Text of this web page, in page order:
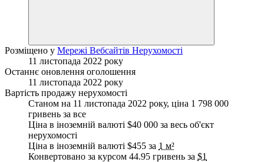
Розміщено у Мережі Вебсайтів Нерухомості
11 листопада 2022 року
Останнє оновлення оголошення
11 листопада 2022 року
Вартість продажу нерухомості
Станом на 11 листопада 2022 року, ціна 1 798 000
гривень за все
Ціна в іноземній валюті $40 000 за весь об'єкт
нерухомості
Ціна в іноземній валюті $455 за 1 м²
Конвертовано за курсом 44.95 гривень за $1